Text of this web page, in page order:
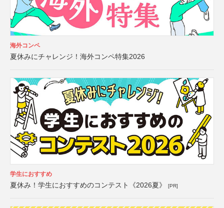
海外コンペ
夏休みにチャレンジ！海外コンペ特集2026
学生におすすめ
夏休み！学生におすすめのコンテスト《2026夏》 [PR]